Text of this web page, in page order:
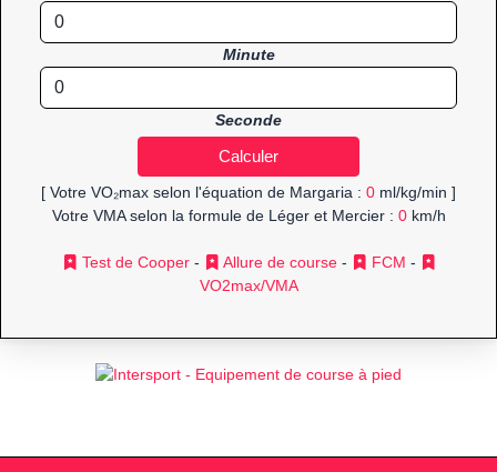
Minute
Seconde
[ Votre VO₂max selon l'équation de Margaria : 0 ml/kg/min ]
Votre VMA selon la formule de Léger et Mercier : 0km/h
Test de Cooper- Allure de course- FCM -
VO2max/VMA